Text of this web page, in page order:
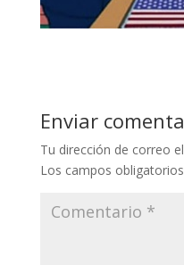
Enviar
Tu dirección de correo
Los campos